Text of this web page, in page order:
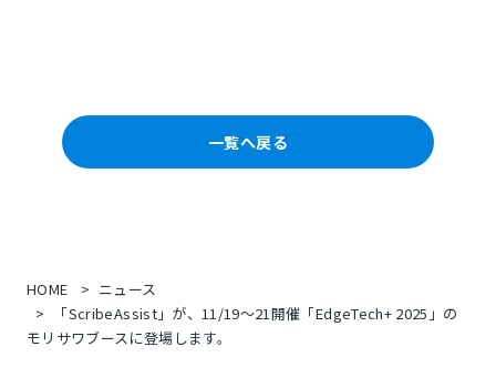
一覧へ戻る
HOME
ニュース
「ScribeAssist」が、11/19～21開催「EdgeTech+ 2025」の
モリサワブースに登場します。